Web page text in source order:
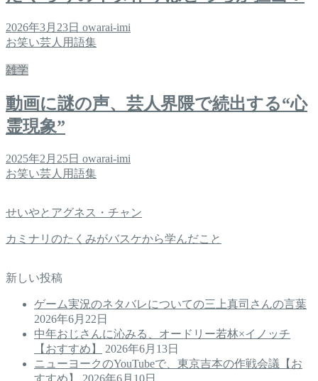
2026年3月23日 owarai-imi
お笑い芸人用語集
雑学
動画に謎の声、芸人界隈で続出する“心
霊現象”
2025年2月25日 owarai-imi
お笑い芸人用語集
せいやとアグネス・チャン
カミナリのたくみがバスケから学んだこと
新しい投稿
ゲーム実況のネタバレについての三上真司さんの言葉
2026年6月22日
中年おじさんに沁みる、オードリー若林×イノッチ
【おすすめ】
2026年6月13日
ニューヨークのYouTubeで、東京吉本の作戦会議【お
すすめ】
2026年6月10日